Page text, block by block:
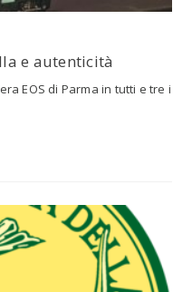
e autenticità
EOS di Parma in tutti e tre i